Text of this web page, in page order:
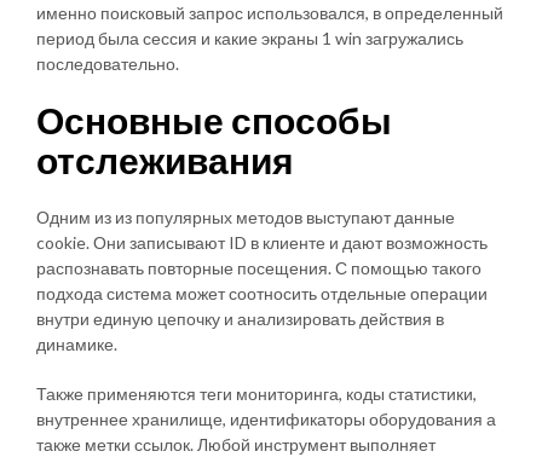
именно поисковый запрос использовался, в определенный
период была сессия и какие экраны 1 win загружались
последовательно.
Основные способы
отслеживания
Одним из из популярных методов выступают данные
cookie. Они записывают ID в клиенте и дают возможность
распознавать повторные посещения. С помощью такого
подхода система может соотносить отдельные операции
внутри единую цепочку и анализировать действия в
динамике.
Также применяются теги мониторинга, коды статистики,
внутреннее хранилище, идентификаторы оборудования а
также метки ссылок. Любой инструмент выполняет